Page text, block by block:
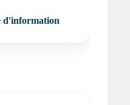
d'information